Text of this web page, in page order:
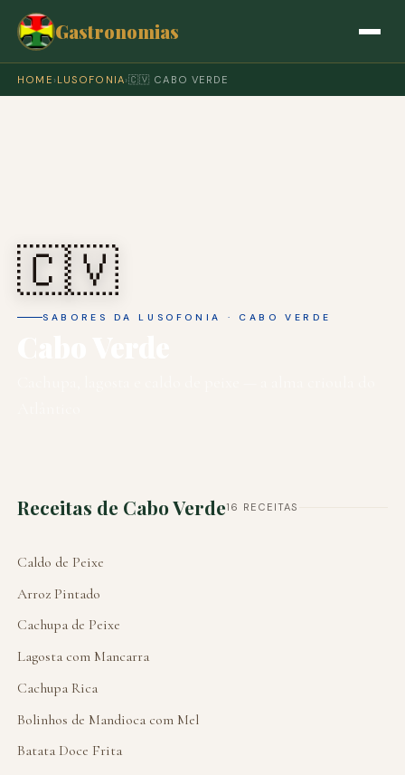
Gastronomias
HOME › LUSOFONIA›🇨🇻 CABO VERDE
🇨🇻
SABORES DA LUSOFONIA · CABO VERDE
Receitas de Cabo Verde16 RECEITAS
Caldo de Peixe
Arroz Pintado
Cachupa de Peixe
Lagosta com Mancarra
Cachupa Rica
Bolinhos de Mandioca com Mel
Batata Doce Frita